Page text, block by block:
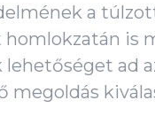
a
homlokzatán is
lehetőséget ad
megoldás